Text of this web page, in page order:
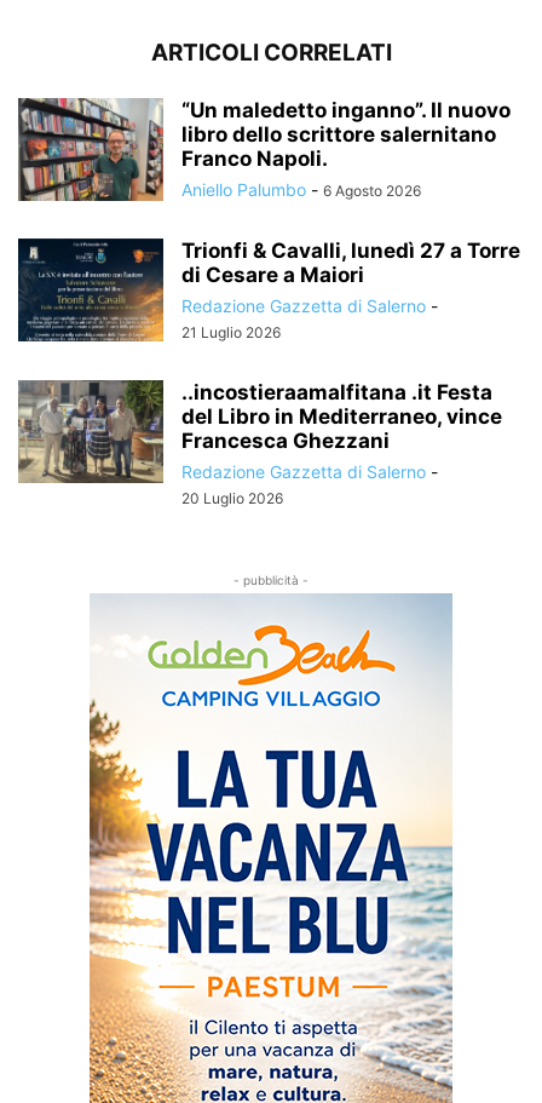
ARTICOLI CORRELATI
“Un maledetto inganno”. Il nuovo
libro dello scrittore salernitano
Franco Napoli.
Aniello Palumbo - 6 Agosto 2026
Trionfi & Cavalli, lunedì 27 a Torre
di Cesare a Maiori
Redazione Gazzetta di Salerno -
21 Luglio 2026
..incostieraamalfitana .it Festa
del Libro in Mediterraneo, vince
Francesca Ghezzani
Redazione Gazzetta di Salerno -
20 Luglio 2026
- pubblicità -